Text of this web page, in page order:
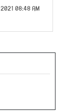
08:48 AM |